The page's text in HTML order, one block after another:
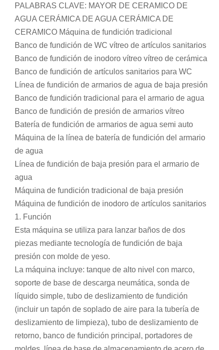
PALABRAS CLAVE: MAYOR DE CERAMICO DE
AGUA CERÁMICA DE AGUA CERÁMICA DE
CERAMICO Máquina de fundición tradicional
Banco de fundición de WC vítreo de artículos sanitarios
Banco de fundición de inodoro vítreo vítreo de cerámica
Banco de fundición de artículos sanitarios para WC
Línea de fundición de armarios de agua de baja presión
Banco de fundición tradicional para el armario de agua
Banco de fundición de presión de armarios vítreo
Batería de fundición de armarios de agua semi auto
Máquina de la línea de batería de fundición del armario
de agua
Línea de fundición de baja presión para el armario de
agua
Máquina de fundición tradicional de baja presión
Máquina de fundición de inodoro de artículos sanitarios
1. Función
Esta máquina se utiliza para lanzar baños de dos
piezas mediante tecnología de fundición de baja
presión con molde de yeso.
La máquina incluye: tanque de alto nivel con marco,
soporte de base de descarga neumática, sonda de
líquido simple, tubo de deslizamiento de fundición
(incluir un tapón de soplado de aire para la tubería de
deslizamiento de limpieza), tubo de deslizamiento de
retorno, banco de fundición principal, portadores de